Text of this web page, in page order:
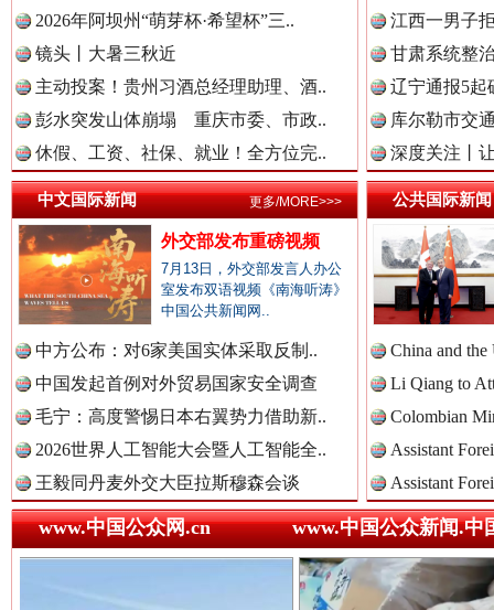
中国法治新闻网.
中国法院新闻网.
中国检察新闻网.
中国医药新闻网.
中国企业新闻网.
中国农业新闻网.
“后车司机肯定在骂我” 全民健
世界屋脊 天路回响 永
2026年阿坝州“萌芽杯·希望杯”三..
镜头丨大暑三秋近
主动投案！贵州习酒总经理助理、酒..
彭水突发山体崩塌 重庆市委、市政..
休假、工资、社保、就业！全方位完..
江西一男子
甘肃系统整
辽宁通报5起
库尔勒市交
深度关注丨
中文国际新闻
外交部发布重磅视频
7月13日，外交部发言人办公
室发布双语视频《南海听涛》
中国公共新闻网..
中方公布：对6家美国实体采取反制..
中国发起首例对外贸易国家安全调查
毛宁：高度警惕日本右翼势力借助新..
2026世界人工智能大会暨人工智能全..
王毅同丹麦外交大臣拉斯穆森会谈
更多/MORE>>> 公共国际新闻
China and
Li Qiang to
Colombian
Assistant
Assistant
www.中国公众网.cn www.中国公众新闻.中